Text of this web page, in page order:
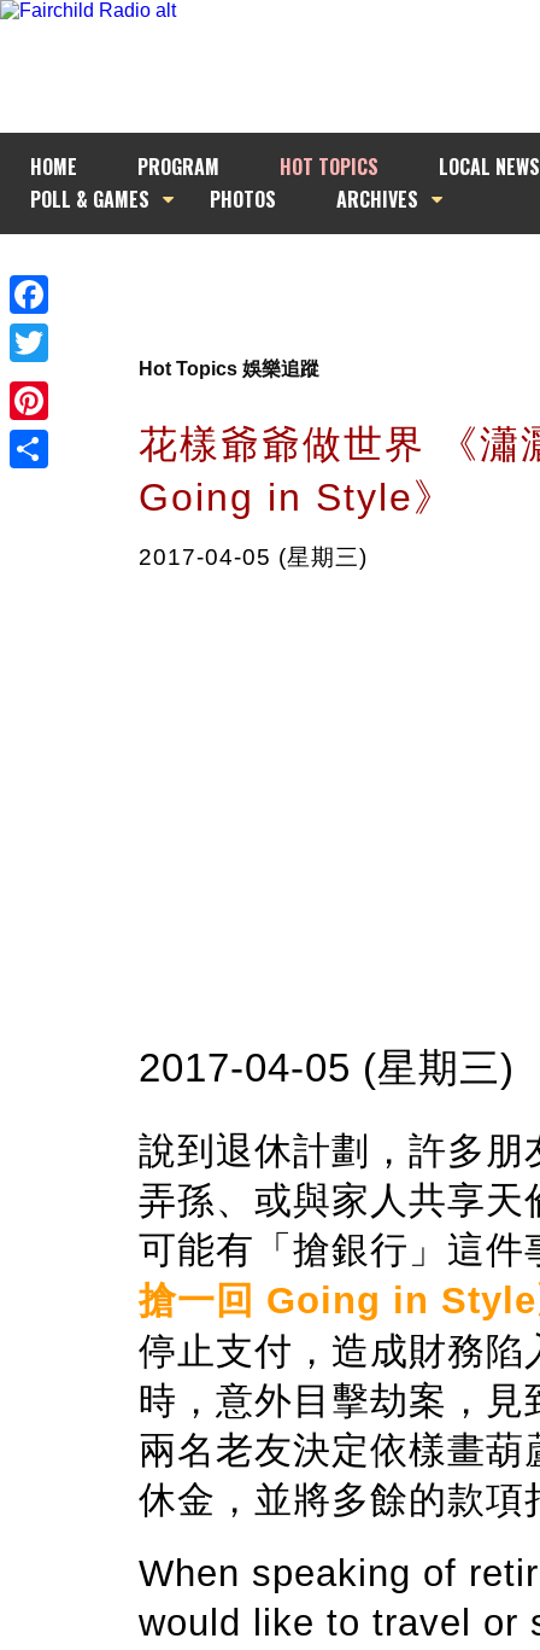
HOME PROGRAM HOT TOPICS
LOCAL NEWS
POLL & GAMES
PHOTOS ARCHIVES
Facebook
Twitter
Pinterest
Hot Topics 娛樂追蹤
花樣爺爺做世界 《瀟
Going in Style》
2017-04-05 (星期三)
2017-04-05 (星期三)
說到退休計劃，許多
弄孫、或與家人共享
可能有「搶銀行」這
搶一回 Going in
停止支付，造成財務
時，意外目擊劫案，
兩名老友決定依樣畫
休金，並將多餘的款項
When speaking of
would like to travel or